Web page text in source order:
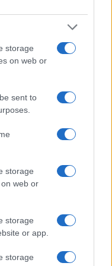
storage
on web or
sent to
storage
web or
storage
or app.
storage
Accountants) e
direttore aziendale
un
un lavoro vario ed
finanza sia noiosa,
così nel mio caso”,
controller di
in progetti
Mi ha
di aziende negli